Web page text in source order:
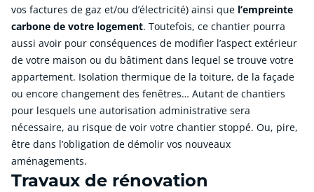
vos factures de gaz et/ou d’électricité) ainsi que l’empreinte
carbone de votre logement. Toutefois, ce chantier pourra
aussi avoir pour conséquences de modifier l’aspect extérieur
de votre maison ou du bâtiment dans lequel se trouve votre
appartement. Isolation thermique de la toiture, de la façade
ou encore changement des fenêtres… Autant de chantiers
pour lesquels une autorisation administrative sera
nécessaire, au risque de voir votre chantier stoppé. Ou, pire,
être dans l’obligation de démolir vos nouveaux
aménagements.
Travaux de rénovation